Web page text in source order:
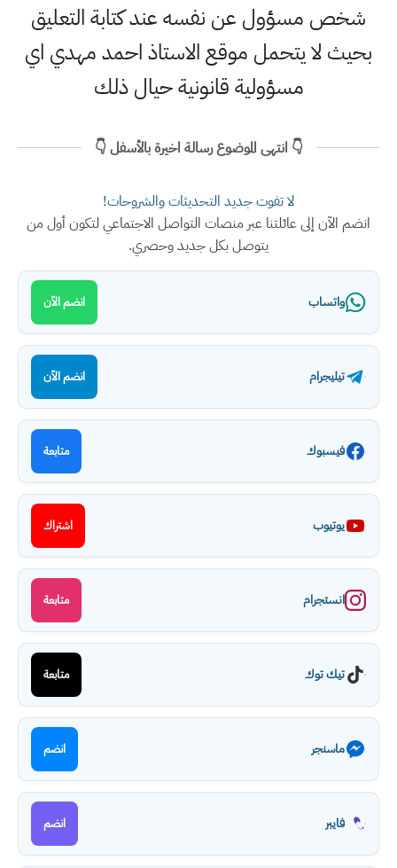
شخص مسؤول عن نفسه عند كتابة التعليق
بحيث لا يتحمل موقع الاستاذ احمد مهدي اي
مسؤولية قانونية حيال ذلك
👇 انتهى الموضوع رسالة اخيرة بالأسفل 👇
لا تفوت جديد التحديثات والشروحات!
انضم الآن إلى عائلتنا عبر منصات التواصل الاجتماعي لتكون أول من
يتوصل بكل جديد وحصري.
واتساب انضم الآن
تيليجرام انضم الآن
فيسبوك متابعة
يوتيوب اشتراك
انستجرام متابعة
تيك توك متابعة
ماسنجر انضم
فايبر انضم